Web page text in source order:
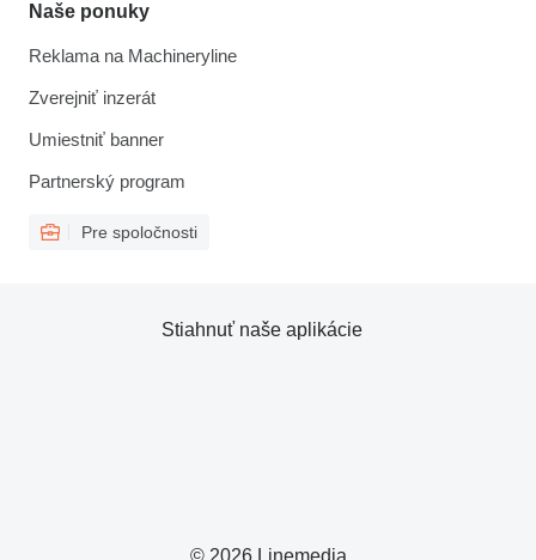
Naše ponuky
Reklama na Machineryline
Zverejniť inzerát
Umiestniť banner
Partnerský program
Pre spoločnosti
© 2026 Linemedia
Stiahnuť naše aplikácie